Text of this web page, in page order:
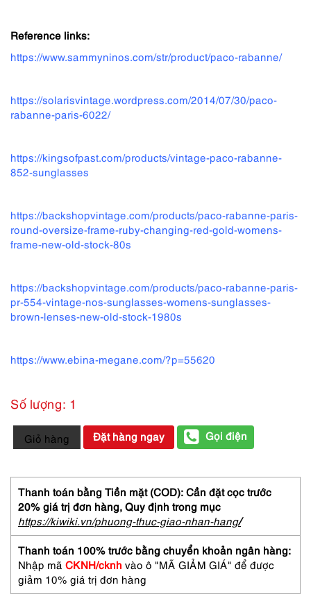
Reference links:
https://www.sammyninos.com/str/product/paco-rabanne/
https://solarisvintage.wordpress.com/2014/07/30/paco-
rabanne-paris-6022/
https://kingsofpast.com/products/vintage-paco-rabanne-
852-sunglasses
https://backshopvintage.com/products/paco-rabanne-paris-
round-oversize-frame-ruby-changing-red-gold-womens-
frame-new-old-stock-80s
https://backshopvintage.com/products/paco-rabanne-paris-
pr-554-vintage-nos-sunglasses-womens-sunglasses-
brown-lenses-new-old-stock-1980s
https://www.ebina-megane.com/?p=55620
Số lượng: 1
0659-
Kính
nữ-
PACO
RABANNE
sunglasses-
Khá
mới
số
lượng
Giỏ hàng Đặt hàng ngay Gọi điện
Thanh toán bằng Tiền mặt (COD): Cần đặt cọc trước
20% giá trị đơn hàng, Quy định trong mục
https://kiwiki.vn/phuong-thuc-giao-nhan-hang/
Thanh toán 100% trước bằng chuyển khoản ngân hàng:
Nhập mã CKNH/cknh vào ô "MÃ GIẢM GIÁ" để được
giảm 10% giá trị đơn hàng